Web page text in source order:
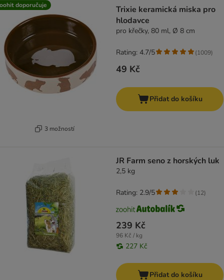
doporučuje
3 možností
Trixie keramická miska pro
hlodavce
pro křečky, 80 ml, Ø 8 cm
49 Kč
Rating: 4.7/5 (1009)
Přidat do košíku
JR Farm seno z horských luk
2,5 kg
239 Kč
96 Kč / kg
227 Kč
Rating: 2.9/5 (12)
Přidat do košíku